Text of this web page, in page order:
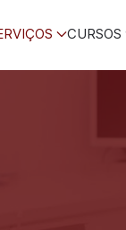
CURSOS